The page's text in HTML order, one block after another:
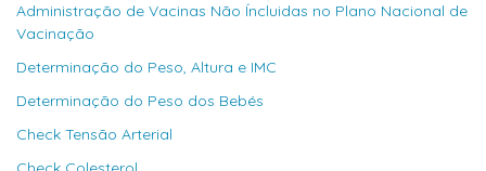
Administração de Vacinas Não Íncluidas no Plano Nacional de
Vacinação
Determinação do Peso, Altura e IMC
Determinação do Peso dos Bebés
Check Tensão Arterial